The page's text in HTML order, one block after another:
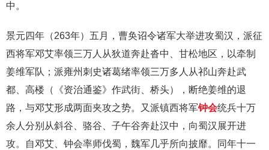
中。
景元四年（263年）五月，曹奂诏令诸军大举进攻蜀汉，派征
西将军邓艾率领三万人从狄道奔赴沓中、甘松地区，以牵制
姜维军队；派雍州刺史诸葛绪率领三万多人从祁山奔赴武
都、高楼（《资治通鉴》作武街、桥头），断绝姜维的退
路，与邓艾形成两面夹攻之势。又派镇西将军钟会统兵十万
余人分别从斜谷、骆谷、子午谷奔赴汉中，向蜀汉展开进
攻。自邓艾、钟会率师伐蜀，魏军几乎所向披靡。同年十一